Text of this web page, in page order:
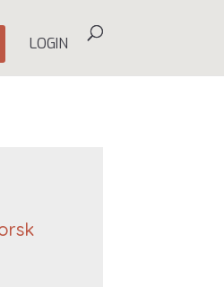
LOGIN